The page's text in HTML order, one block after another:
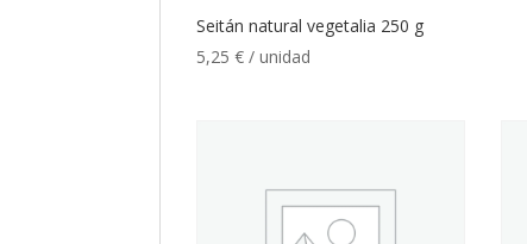
Seitán natural vegetalia 250 g
5,25€ / unidad